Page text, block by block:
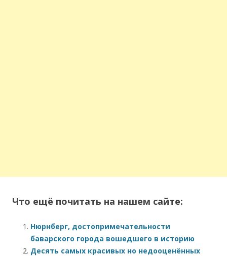
Что ещё почитать на нашем сайте:
Нюрнберг, достопримечательности
баварского города вошедшего в историю
Десять самых красивых но недооценённых